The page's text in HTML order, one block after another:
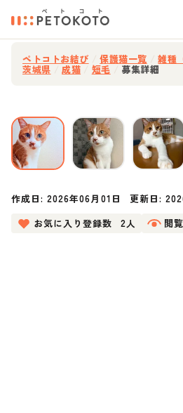
ペトコトお結び 保護猫一覧 雑種
茨城県 成猫 短毛 募集詳細
作成日:2026年06月01日 更新日:
お気に入り登録数
2人 閲